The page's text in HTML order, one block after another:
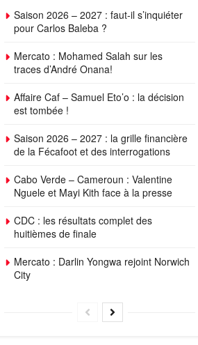
Saison 2026 – 2027 : faut-il s’inquiéter
pour Carlos Baleba ?
Mercato : Mohamed Salah sur les
traces d’André Onana!
Affaire Caf – Samuel Eto’o : la décision
est tombée !
Saison 2026 – 2027 : la grille financière
de la Fécafoot et des interrogations
Cabo Verde – Cameroun : Valentine
Nguele et Mayi Kith face à la presse
CDC : les résultats complet des
huitièmes de finale
Mercato : Darlin Yongwa rejoint Norwich
City